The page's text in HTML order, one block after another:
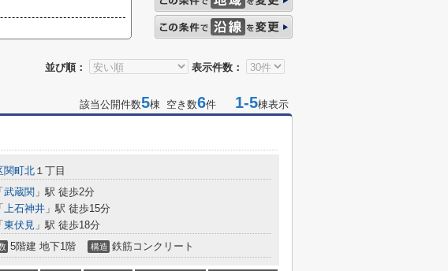
並び順： 表示件数：
該当公開件数5棟 空き数6件 1-5棟表示
関町北 １丁目
「 武蔵関 」駅 徒歩2分
「 上石神井 」駅 徒歩15分
「 東伏見 」駅 徒歩18分
5階建 地下1階 構造 鉄筋コンクリート